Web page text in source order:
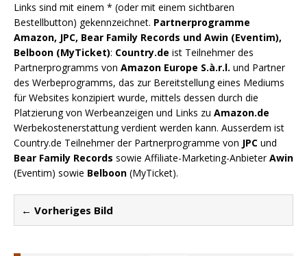
Links sind mit einem * (oder mit einem sichtbaren
Bestellbutton) gekennzeichnet. Partnerprogramme
Amazon, JPC, Bear Family Records und Awin (Eventim),
Belboon (MyTicket): Country.de ist Teilnehmer des
Partnerprogramms von Amazon Europe S.à.r.l. und Partner
des Werbeprogramms, das zur Bereitstellung eines Mediums
für Websites konzipiert wurde, mittels dessen durch die
Platzierung von Werbeanzeigen und Links zu Amazon.de
Werbekostenerstattung verdient werden kann. Ausserdem ist
Country.de Teilnehmer der Partnerprogramme von JPC und
Bear Family Records sowie Affiliate-Marketing-AnbieterAwin
(Eventim) sowie Belboon (MyTicket).
← Vorheriges Bild